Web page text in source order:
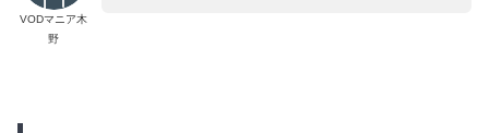
VODマニア木
野